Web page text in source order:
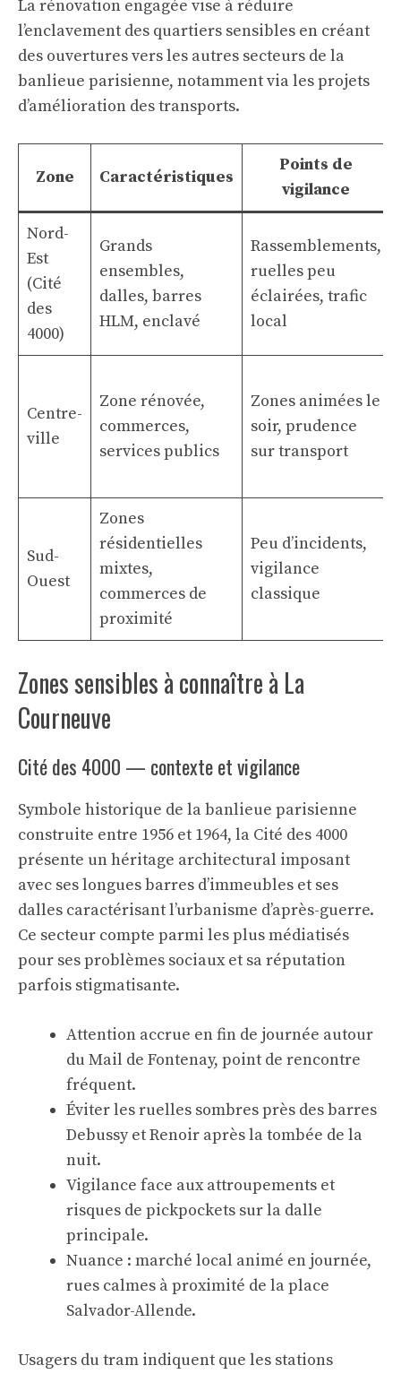
La rénovation engagée vise à réduire
l’enclavement des quartiers sensibles en créant
des ouvertures vers les autres secteurs de la
banlieue parisienne, notamment via les projets
d’amélioration des transports.
Zone Caractéristiques
Points de
vigilance
Nord-
Est
(Cité
des
4000)
Grands
ensembles,
dalles, barres
HLM, enclavé
Rassemblements,
ruelles peu
éclairées, trafic
local
Centre-
ville
Zone rénovée,
commerces,
services publics
Zones animées le
soir, prudence
sur transport
Sud-
Ouest
Zones
résidentielles
mixtes,
commerces de
proximité
Peu d’incidents,
vigilance
classique
Zones sensibles à connaître à La
Courneuve
Cité des 4000 — contexte et vigilance
Symbole historique de la banlieue parisienne
construite entre 1956 et 1964, la Cité des 4000
présente un héritage architectural imposant
avec ses longues barres d’immeubles et ses
dalles caractérisant l’urbanisme d’après-guerre.
Ce secteur compte parmi les plus médiatisés
pour ses problèmes sociaux et sa réputation
parfois stigmatisante.
Attention accrue en fin de journée autour
du Mail de Fontenay, point de rencontre
fréquent.
Éviter les ruelles sombres près des barres
Debussy et Renoir après la tombée de la
nuit.
Vigilance face aux attroupements et
risques de pickpockets sur la dalle
principale.
Nuance : marché local animé en journée,
rues calmes à proximité de la place
Salvador-Allende.
Usagers du tram indiquent que les stations